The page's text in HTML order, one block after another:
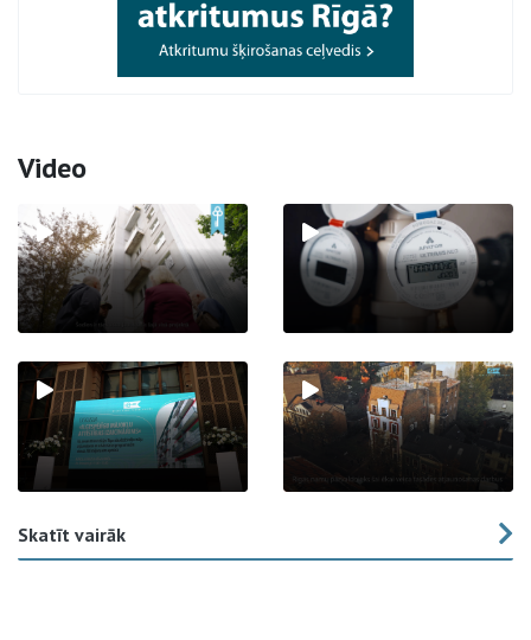
Video
Skatīt vairāk